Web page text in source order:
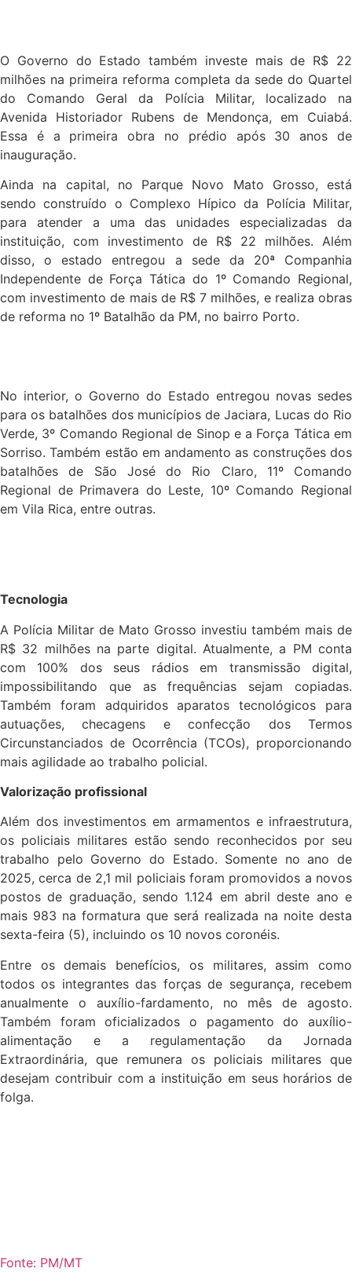
O Governo do Estado também investe mais de R$ 22
milhões na primeira reforma completa da sede do Quartel
do Comando Geral da Polícia Militar, localizado na
Avenida Historiador Rubens de Mendonça, em Cuiabá.
Essa é a primeira obra no prédio após 30 anos de
inauguração.
Ainda na capital, no Parque Novo Mato Grosso, está
sendo construído o Complexo Hípico da Polícia Militar,
para atender a uma das unidades especializadas da
instituição, com investimento de R$ 22 milhões. Além
disso, o estado entregou a sede da 20ª Companhia
Independente de Força Tática do 1º Comando Regional,
com investimento de mais de R$ 7 milhões, e realiza obras
de reforma no 1º Batalhão da PM, no bairro Porto.
No interior, o Governo do Estado entregou novas sedes
para os batalhões dos municípios de Jaciara, Lucas do Rio
Verde, 3º Comando Regional de Sinop e a Força Tática em
Sorriso. Também estão em andamento as construções dos
batalhões de São José do Rio Claro, 11º Comando
Regional de Primavera do Leste, 10º Comando Regional
em Vila Rica, entre outras.
Tecnologia
A Polícia Militar de Mato Grosso investiu também mais de
R$ 32 milhões na parte digital. Atualmente, a PM conta
com 100% dos seus rádios em transmissão digital,
impossibilitando que as frequências sejam copiadas.
Também foram adquiridos aparatos tecnológicos para
autuações, checagens e confecção dos Termos
Circunstanciados de Ocorrência (TCOs), proporcionando
mais agilidade ao trabalho policial.
Valorização profissional
Além dos investimentos em armamentos e infraestrutura,
os policiais militares estão sendo reconhecidos por seu
trabalho pelo Governo do Estado. Somente no ano de
2025, cerca de 2,1 mil policiais foram promovidos a novos
postos de graduação, sendo 1.124 em abril deste ano e
mais 983 na formatura que será realizada na noite desta
sexta-feira (5), incluindo os 10 novos coronéis.
Entre os demais benefícios, os militares, assim como
todos os integrantes das forças de segurança, recebem
anualmente o auxílio-fardamento, no mês de agosto.
Também foram oficializados o pagamento do auxílio-
alimentação e a regulamentação da Jornada
Extraordinária, que remunera os policiais militares que
desejam contribuir com a instituição em seus horários de
folga.
Fonte: PM/MT